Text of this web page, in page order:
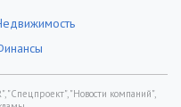
"Спецпроект", "Новости компаний",